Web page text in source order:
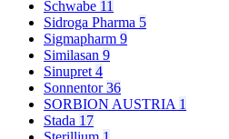
Schwabe 11
Sidroga Pharma 5
Sigmapharm 9
Similasan 9
Sinupret4
Sonnentor36
SORBION AUSTRIA 1
Stada 17